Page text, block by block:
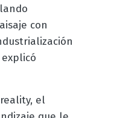
con
el